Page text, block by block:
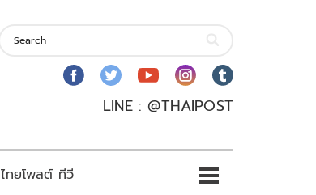
LINE : @THAIPOST
ไทยโพสต์ ทีวี